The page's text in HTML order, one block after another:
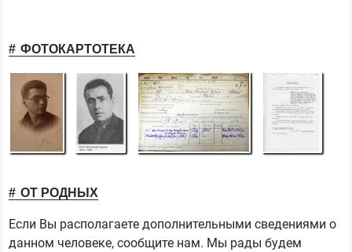
ФОТОКАРТОТЕКА
ОТ РОДНЫХ
Если Вы располагаете дополнительными сведениями о
данном человеке, сообщите нам. Мы рады будем